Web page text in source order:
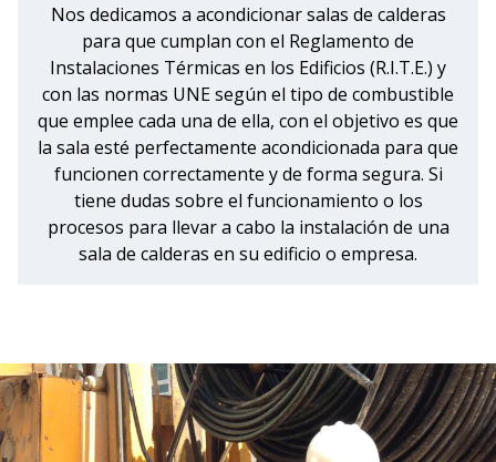
Nos dedicamos a acondicionar salas de calderas
para que cumplan con el Reglamento de
Instalaciones Térmicas en los Edificios (R.I.T.E.) y
con las normas UNE según el tipo de combustible
que emplee cada una de ella, con el objetivo es que
la sala esté perfectamente acondicionada para que
funcionen correctamente y de forma segura. Si
tiene dudas sobre el funcionamiento o los
procesos para llevar a cabo la instalación de una
sala de calderas en su edificio o empresa.